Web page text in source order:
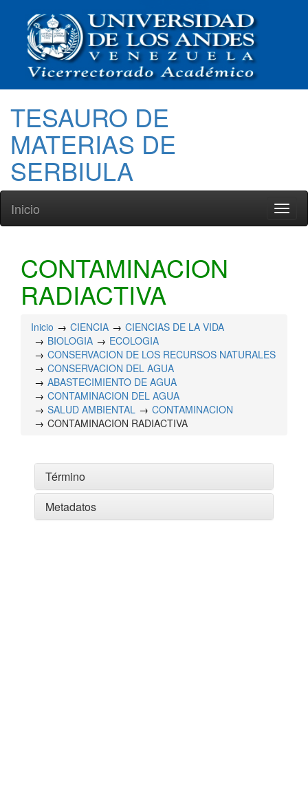
TESAURO DE
MATERIAS DE
SERBIULA
Inicio
CONTAMINACION
RADIACTIVA
Inicio CIENCIA
CIENCIAS DE LA VIDA
BIOLOGIA
ECOLOGIA
CONSERVACION DE LOS RECURSOS NATURALES
CONSERVACION DEL AGUA
ABASTECIMIENTO DE AGUA
CONTAMINACION DEL AGUA
SALUD AMBIENTAL
CONTAMINACION
CONTAMINACION RADIACTIVA
Término
Metadatos